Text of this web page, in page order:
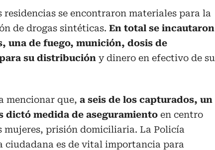
residencias se encontraron materiales para la
de drogas sintéticas. En total se incautaron
una de fuego, munición, dosis de
su distribución y dinero en efectivo de su
mencionar que, a seis de los capturados, un
dictó medida de aseguramiento en centro
mujeres, prisión domiciliaria. La Policía
ciudadana es de vital importancia para